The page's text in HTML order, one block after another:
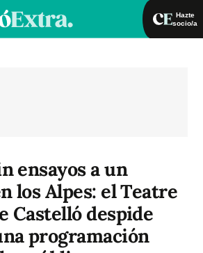
Hazte
socio/a
ensayos a un
los Alpes: el Teatre
Castelló despide
programación